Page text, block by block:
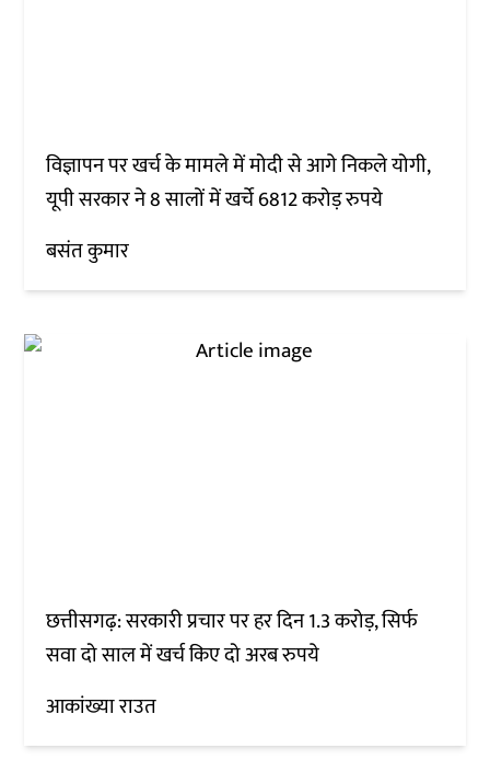
विज्ञापन पर खर्च के मामले में मोदी से आगे निकले योगी,
यूपी सरकार ने 8 सालों में खर्चे 6812 करोड़ रुपये
बसंत कुमार
छत्तीसगढ़: सरकारी प्रचार पर हर दिन 1.3 करोड़, सिर्फ
सवा दो साल में खर्च किए दो अरब रुपये
आकांख्या राउत